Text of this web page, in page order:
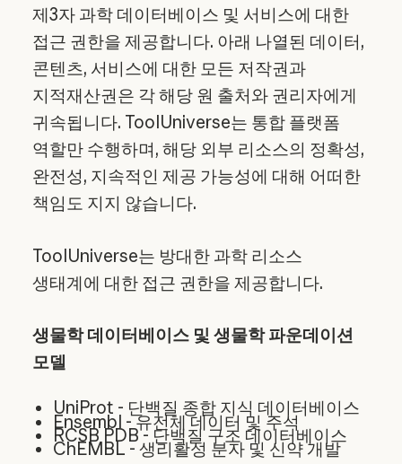
제3자 과학 데이터베이스 및 서비스에 대한
접근 권한을 제공합니다. 아래 나열된 데이터,
콘텐츠, 서비스에 대한 모든 저작권과
지적재산권은 각 해당 원 출처와 권리자에게
귀속됩니다. ToolUniverse는 통합 플랫폼
역할만 수행하며, 해당 외부 리소스의 정확성,
완전성, 지속적인 제공 가능성에 대해 어떠한
책임도 지지 않습니다.
ToolUniverse는 방대한 과학 리소스
생태계에 대한 접근 권한을 제공합니다.
생물학 데이터베이스 및 생물학 파운데이션
모델
UniProt - 단백질 종합 지식 데이터베이스
Ensembl - 유전체 데이터 및 주석
RCSB PDB - 단백질 구조 데이터베이스
ChEMBL - 생리활성 분자 및 신약 개발